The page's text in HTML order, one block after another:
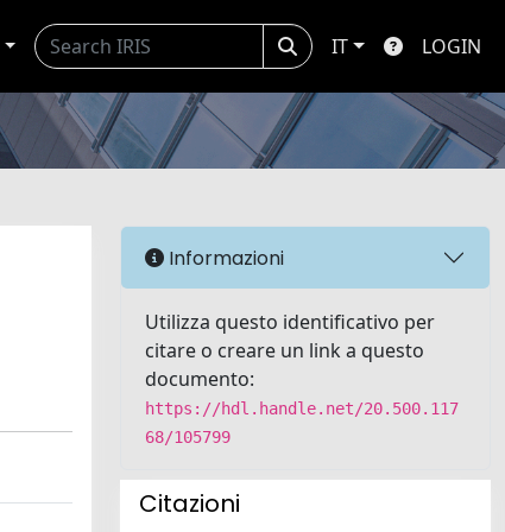
IT LOGIN
Informazioni
Utilizza questo identificativo per
citare o creare un link a questo
documento:
https://hdl.handle.net/20.500.117
68/105799
Citazioni